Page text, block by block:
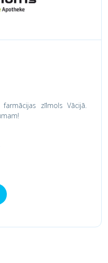
zīlmols Vācijā.